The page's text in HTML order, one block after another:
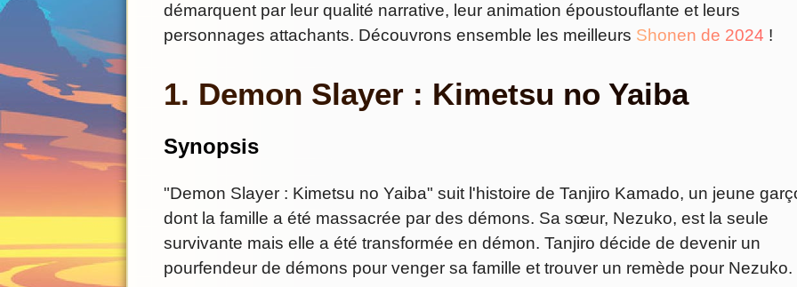
démarquent par leur qualité narrative, leur animation époustouflante et leurs
personnages attachants. Découvrons ensemble les meilleurs Shonen de 2024 !
1. Demon Slayer : Kimetsu no Yaiba
Synopsis
"Demon Slayer : Kimetsu no Yaiba" suit l'histoire de Tanjiro Kamado, un jeune
dont la famille a été massacrée par des démons. Sa sœur, Nezuko, est la seule
survivante mais elle a été transformée en démon. Tanjiro décide de devenir un
pourfendeur de démons pour venger sa famille et trouver un remède pour Nezuko.